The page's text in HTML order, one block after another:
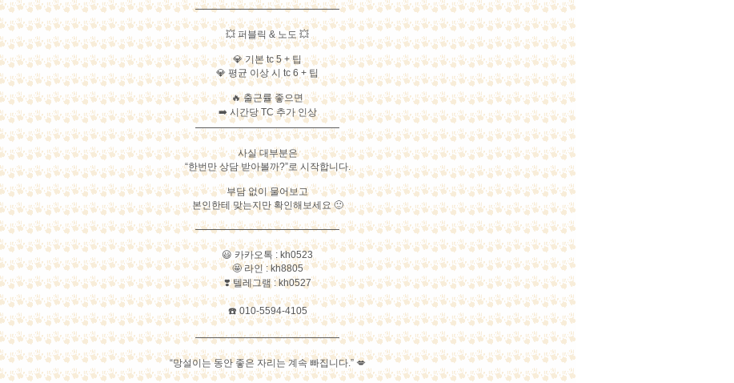
━━━━━━━━━━━━━━━
💥 퍼블릭 & 노도 💥
💎 기본 tc 5 + 팁
💎 평균 이상 시 tc 6 + 팁
🔥 출근률 좋으면
➡️ 시간당 TC 추가 인상
━━━━━━━━━━━━━━━
사실 대부분은
“한번만 상담 받아볼까?”로 시작합니다.
부담 없이 물어보고
본인한테 맞는지만 확인해보세요 🙂
━━━━━━━━━━━━━━━
😃 카카오톡 : kh0523
🤩 라인 : kh8805
❣️ 텔레그램 : kh0527
☎️ 010-5594-4105
━━━━━━━━━━━━━━━
“망설이는 동안 좋은 자리는 계속 빠집니다.” 💋